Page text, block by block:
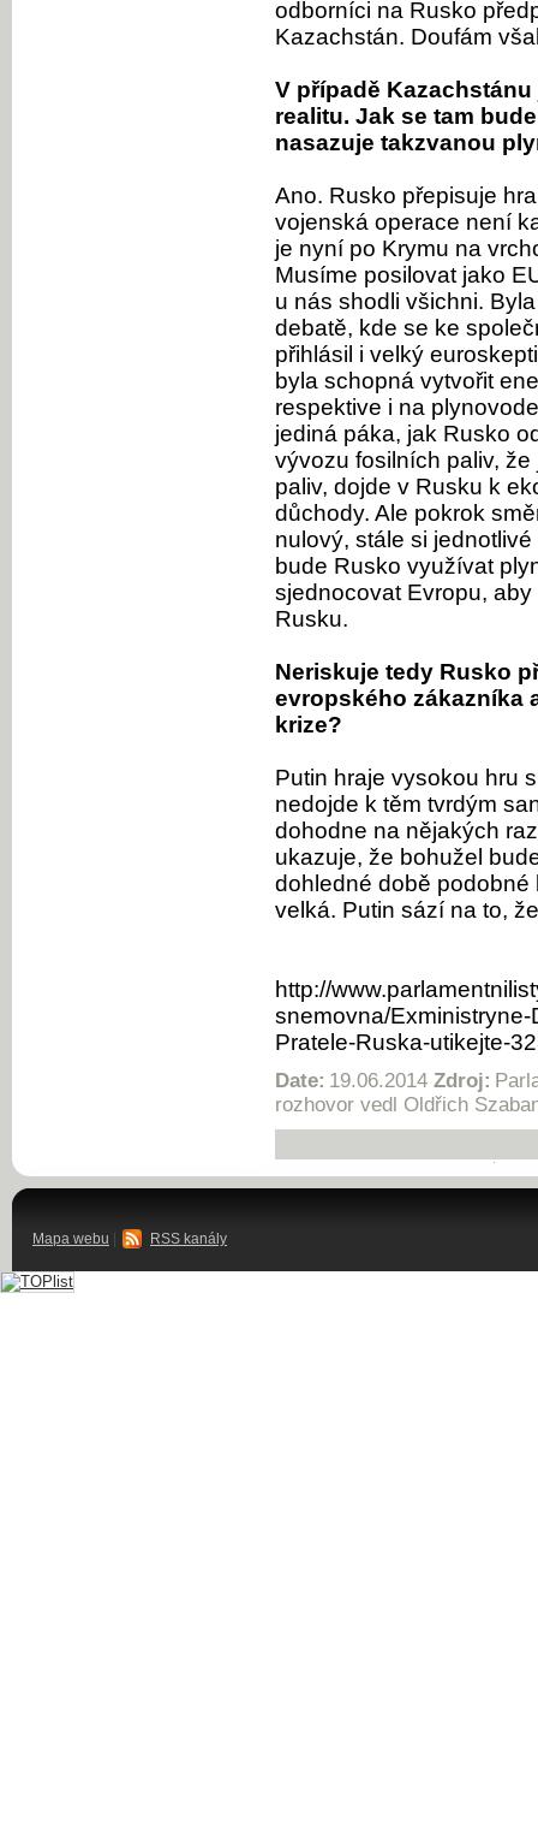
odborníci na Rusko
Kazachstán. Doufám
V případě
realitu. Jak se tam
nasazuje takzvanou
Ano. Rusko přepisuje
vojenská operace není
je nyní po Krymu na
Musíme posilovat jako
u nás shodli všichni.
debatě, kde se ke
přihlásil i velký
byla schopná vytvořit
respektive i na
jediná páka, jak Rusko
vývozu fosilních paliv,
paliv, dojde v Rusku k
důchody. Ale pokrok
nulový, stále si
bude Rusko využívat
sjednocovat Evropu,
Rusku.
Neriskuje tedy Rusko
evropského zákazníka
krize?
Putin hraje vysokou hru
nedojde k těm tvrdým
dohodne na nějakých
ukazuje, že bohužel
dohledné době podobné
velká. Putin sází na to,
http://
snemovna/
Pratele-Ruska-utikejte-
Date: 19.06.2014 Zdroj:
rozhovor vedl Oldřich
Mapa webu RSS kanály